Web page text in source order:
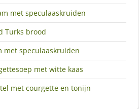
met speculaaskruiden
Turks brood
met speculaaskruiden
met witte kaas
met courgette en tonijn